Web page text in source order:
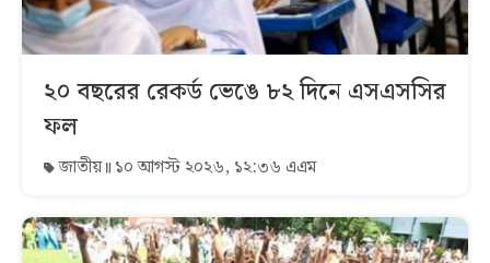
২০ বছরের রেকর্ড ভেঙে ৮২ দিনে এসএসসির
ফল
জাতীয় ১০ আগস্ট ২০২৬, ১২:৩৬ এএম